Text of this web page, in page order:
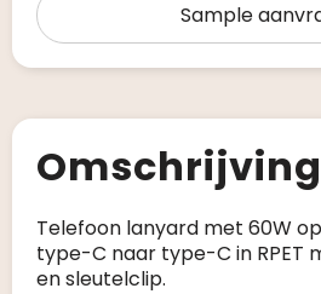
Sample
Omschrijving
Telefoon lanyard met 60W
type-C naar type-C in RPET
en sleutelclip.